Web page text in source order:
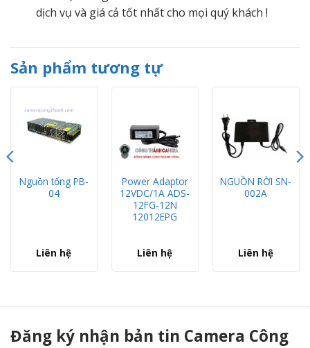
dịch vụ và giá cả tốt nhất cho mọi quý khách !
Sản phẩm tương tự
Nguồn tổng PB-
04
Liên hệ
Power Adaptor
12VDC/1A ADS-
12FG-12N
12012EPG
Liên hệ
NGUỒN RỜI SN-
002A
Liên hệ
Đăng ký nhận bản tin Camera Công